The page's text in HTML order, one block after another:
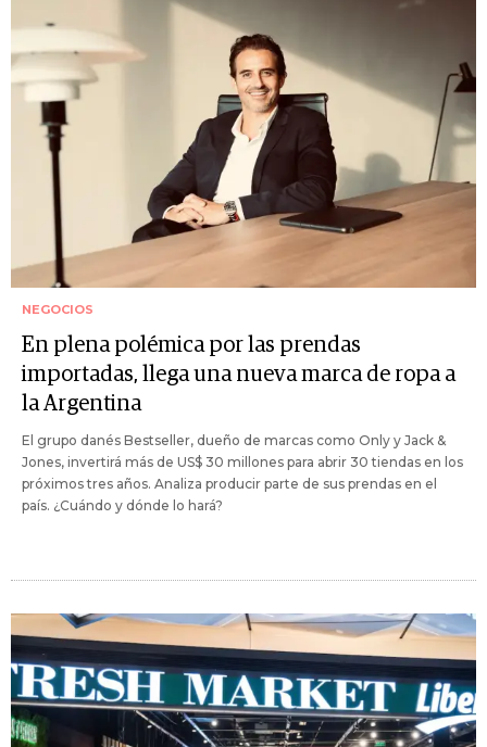
NEGOCIOS
En plena polémica por las prendas
importadas, llega una nueva marca de ropa a
la Argentina
El grupo danés Bestseller, dueño de marcas como Only y Jack &
Jones, invertirá más de US$ 30 millones para abrir 30 tiendas en los
próximos tres años. Analiza producir parte de sus prendas en el
país. ¿Cuándo y dónde lo hará?